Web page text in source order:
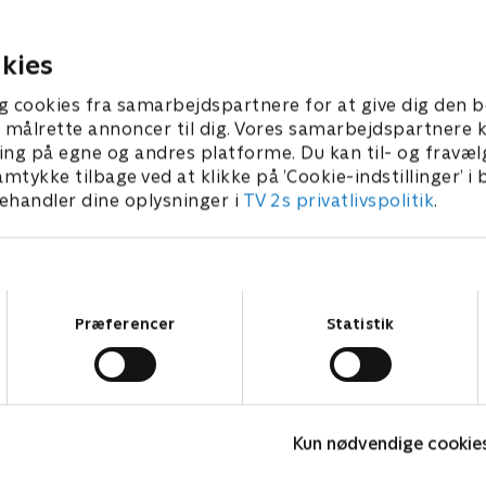
cookies fra samarbejdspartnere for at give dig den
annoncer til dig. Vores samarbejdspartnere
på egne og andres platforme. Du kan til- og
tilbage ved at klikke på ’Cookie-indstillinger’ i
dine oplysninger i TV 2s privatlivspolitik.
Præferencer Statistik
Kun nødvendige
51 min